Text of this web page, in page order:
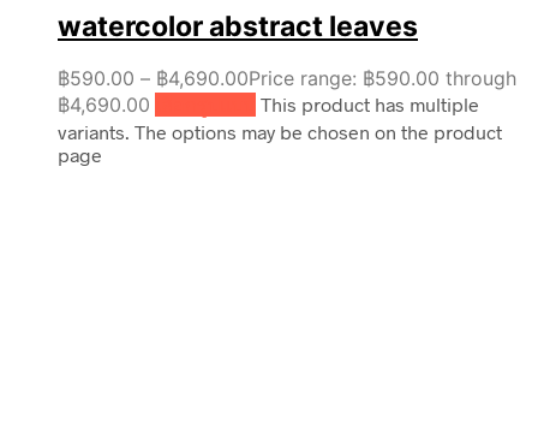
watercolor abstract leaves
฿590.00 – ฿4,690.00Price range: ฿590.00 through
฿4,690.00
This product has multiple
variants. The options may be chosen on the product
page